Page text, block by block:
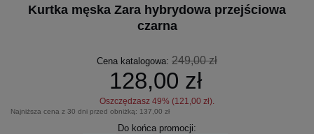
Kurtka męska Zara hybrydowa przejściowa
czarna
Cena katalogowa: 249,00 zł
128,00 zł
Oszczędzasz 49% (121,00 zł).
Najniższa cena z 30 dni przed obniżką: 137,00 zł
Do końca promocji: